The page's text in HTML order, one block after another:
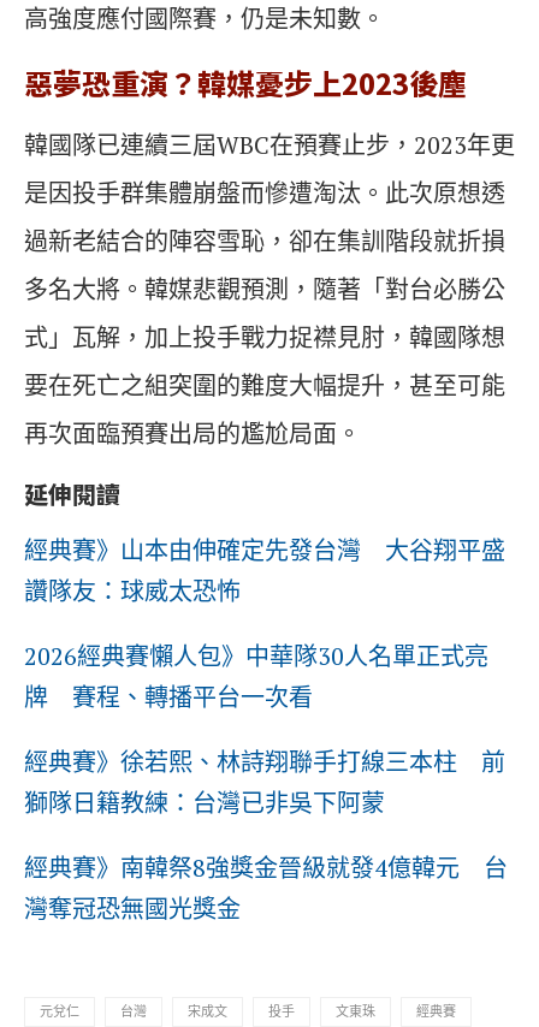
高強度應付國際賽，仍是未知數。
惡夢恐重演？韓媒憂步上2023後塵
韓國隊已連續三屆WBC在預賽止步，2023年更
是因投手群集體崩盤而慘遭淘汰。此次原想透
過新老結合的陣容雪恥，卻在集訓階段就折損
多名大將。韓媒悲觀預測，隨著「對台必勝公
式」瓦解，加上投手戰力捉襟見肘，韓國隊想
要在死亡之組突圍的難度大幅提升，甚至可能
再次面臨預賽出局的尷尬局面。
延伸閱讀
經典賽》山本由伸確定先發台灣 大谷翔平盛
讚隊友：球威太恐怖
2026經典賽懶人包》中華隊30人名單正式亮
牌 賽程、轉播平台一次看
經典賽》徐若熙、林詩翔聯手打線三本柱 前
獅隊日籍教練：台灣已非吳下阿蒙
經典賽》南韓祭8強獎金晉級就發4億韓元 台
灣奪冠恐無國光獎金
元兌仁 台灣 宋成文 投手 文東珠 經典賽